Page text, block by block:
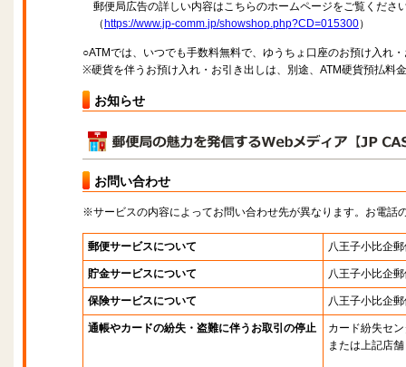
郵便局広告の詳しい内容はこちらのホームページをご覧くださ
（ https://www.jp-comm.jp/showshop.php?CD=015300）
○ATMでは、いつでも手数料無料で、ゆうちょ口座のお預け入れ
※硬貨を伴うお預け入れ・お引き出しは、別途、ATM硬貨預払料
お知らせ
お問い合わせ
※サービスの内容によってお問い合わせ先が異なります。お電話
郵便サービスについて 八王子小比企
貯金サービスについて 八王子小比企
保険サービスについて 八王子小比企
通帳やカードの紛失・盗難に伴うお取引の停止
カード紛失セ
または上記店舗